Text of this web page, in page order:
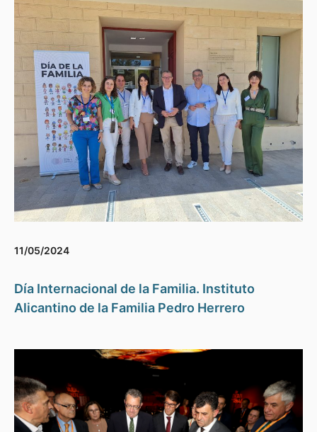
11/05/2024
Día Internacional de la Familia. Instituto
Alicantino de la Familia Pedro Herrero